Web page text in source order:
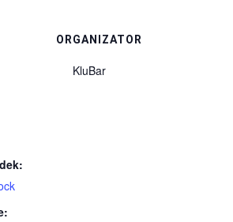
ORGANIZATOR
KluBar